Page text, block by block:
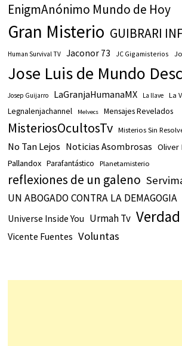
EnigmAnónimo Mundo de Hoy
Gran Misterio GUIBRARI
Human Survival TV Jaconor 73 JC Gigamisterios
Jose Luis de Mundo
Josep Guijarro LaGranjaHumanaMX La llave La
Legnalenjachannel Melvecs Mensajes Revelados
MisteriosOcultosTv Misterios Sin
No Tan Lejos Noticias Asombrosas Oliver
Pallandox Parafantástico Planetamisterio
reflexiones de un galeno
UN ABOGADO CONTRA LA DEMAGOGIA
Universe Inside You Urmah Tv
Vicente Fuentes Voluntas